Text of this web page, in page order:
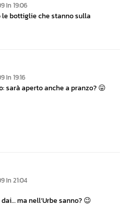
In 19:06
le bottiglie che stanno sulla
In 19:16
sarà aperto anche a pranzo? 😛
In 21:04
dai… ma nell’Urbe sanno? 😉